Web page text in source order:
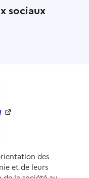
sociaux
des
et de leurs